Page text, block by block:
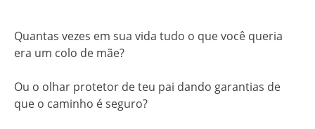
Quantas vezes em sua vida tudo o que você queria
era um colo de mãe?
Ou o olhar protetor de teu pai dando garantias de
que o caminho é seguro?